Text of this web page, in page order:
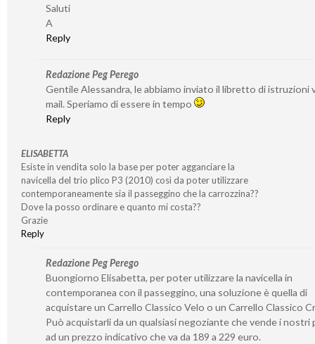
Saluti
A
Reply
Redazione Peg Perego
Gentile Alessandra, le abbiamo inviato il libretto di istruzioni
mail. Speriamo di essere in tempo
Reply
ELISABETTA
Esiste in vendita solo la base per poter agganciare la
navicella del trio plico P3 (2010) così da poter utilizzare
contemporaneamente sia il passeggino che la carrozzina??
Dove la posso ordinare e quanto mi costa??
Grazie
Reply
Redazione Peg Perego
Buongiorno Elisabetta, per poter utilizzare la navicella in
contemporanea con il passeggino, una soluzione è quella di
acquistare un Carrello Classico Velo o un Carrello Classico
Può acquistarli da un qualsiasi negoziante che vende i
ad un prezzo indicativo che va da 189 a 229 euro.